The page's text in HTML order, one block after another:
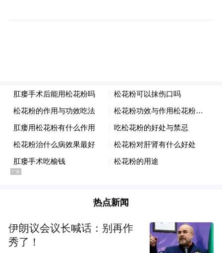
热点新闻
伊朗议会议长喊话：别再作
秀了！